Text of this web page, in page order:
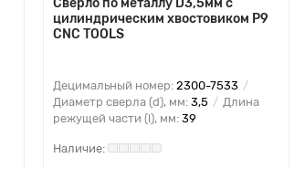
цилиндрическим хвостовиком Р9
CNC TOOLS
Децимальный номер: 2300-7533
Диаметр сверла (d), мм: 3,5
Длина
режущей части (l), мм: 39